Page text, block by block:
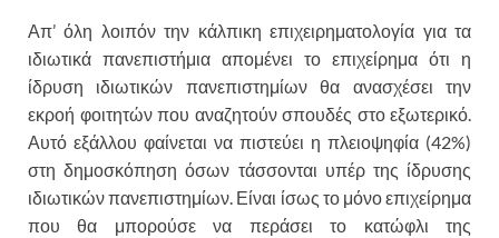
Απ’ όλη λοιπόν την κάλπικη επιχειρηματολογία για τα
ιδιωτικά πανεπιστήμια απομένει το επιχείρημα ότι η
ίδρυση ιδιωτικών πανεπιστημίων θα ανασχέσει την
εκροή φοιτητών που αναζητούν σπουδές στο εξωτερικό.
Αυτό εξάλλου φαίνεται να πιστεύει η πλειοψηφία (42%)
στη δημοσκόπηση όσων τάσσονται υπέρ της ίδρυσης
ιδιωτικών πανεπιστημίων. Είναι ίσως το μόνο επιχείρημα
που θα μπορούσε να περάσει το κατώφλι της